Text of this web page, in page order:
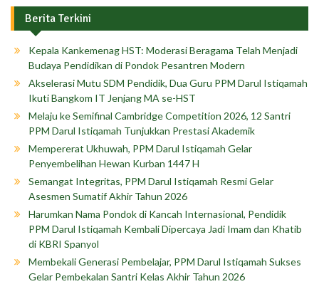
Berita Terkini
Kepala Kankemenag HST: Moderasi Beragama Telah Menjadi
Budaya Pendidikan di Pondok Pesantren Modern
Akselerasi Mutu SDM Pendidik, Dua Guru PPM Darul Istiqamah
Ikuti Bangkom IT Jenjang MA se-HST
Melaju ke Semifinal Cambridge Competition 2026, 12 Santri
PPM Darul Istiqamah Tunjukkan Prestasi Akademik
Mempererat Ukhuwah, PPM Darul Istiqamah Gelar
Penyembelihan Hewan Kurban 1447 H
Semangat Integritas, PPM Darul Istiqamah Resmi Gelar
Asesmen Sumatif Akhir Tahun 2026
Harumkan Nama Pondok di Kancah Internasional, Pendidik
PPM Darul Istiqamah Kembali Dipercaya Jadi Imam dan Khatib
di KBRI Spanyol
Membekali Generasi Pembelajar, PPM Darul Istiqamah Sukses
Gelar Pembekalan Santri Kelas Akhir Tahun 2026